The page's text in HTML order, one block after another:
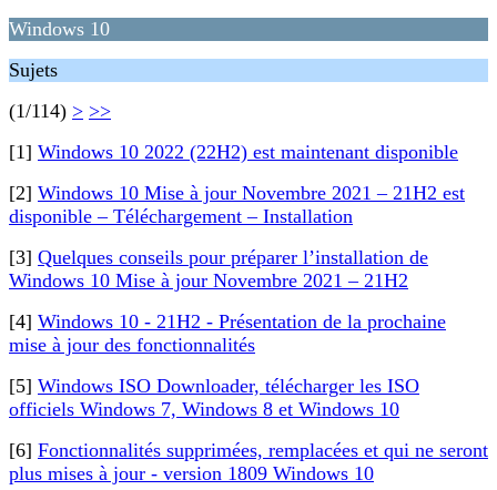
Windows 10
Sujets
(1/114) > >>
[1] Windows 10 2022 (22H2) est maintenant disponible
[2] Windows 10 Mise à jour Novembre 2021 – 21H2 est
disponible – Téléchargement – Installation
[3] Quelques conseils pour préparer l’installation de
Windows 10 Mise à jour Novembre 2021 – 21H2
[4] Windows 10 - 21H2 - Présentation de la prochaine
mise à jour des fonctionnalités
[5] Windows ISO Downloader, télécharger les ISO
officiels Windows 7, Windows 8 et Windows 10
[6] Fonctionnalités supprimées, remplacées et qui ne seront
plus mises à jour - version 1809 Windows 10